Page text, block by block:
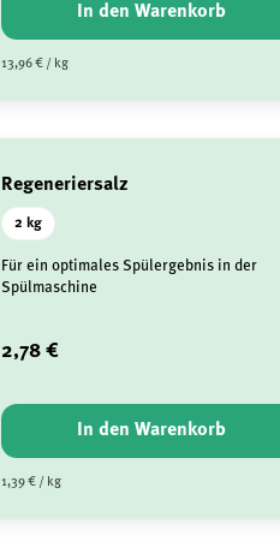
In den Warenkorb
13,96 € / kg
Regeneriersalz
2 kg
Für ein optimales Spülergebnis in der
Spülmaschine
2,78 €
In den Warenkorb
1,39 € / kg